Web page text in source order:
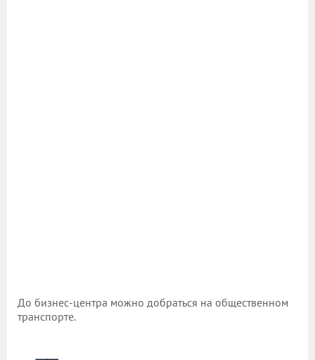
До бизнес-центра можно добраться на общественном
транспорте.